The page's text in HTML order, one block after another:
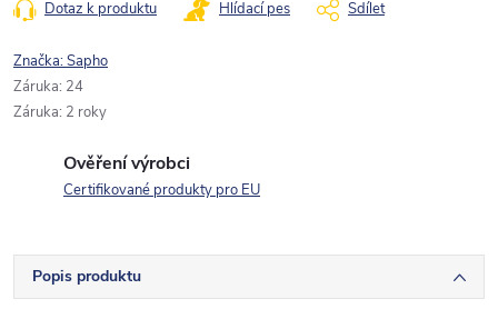
Dotaz k produktu Hlídací pes Sdílet
Značka:Sapho
Záruka: 24
Záruka: 2 roky
Ověření výrobci
Certifikované produkty pro EU
Popis produktu